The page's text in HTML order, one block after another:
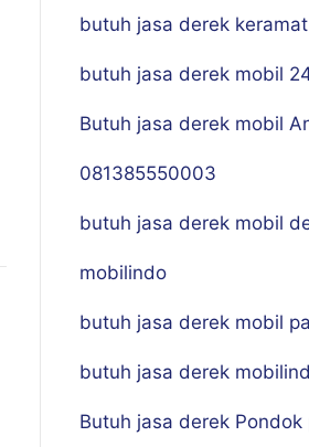
butuh jasa derek
butuh jasa derek mobil
Butuh jasa derek mobil
081385550003
butuh jasa derek mobil
mobilindo
butuh jasa derek mobil
butuh jasa derek
Butuh jasa derek Pondok